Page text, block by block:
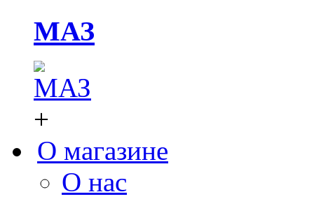
МАЗ
+
О магазине
О нас